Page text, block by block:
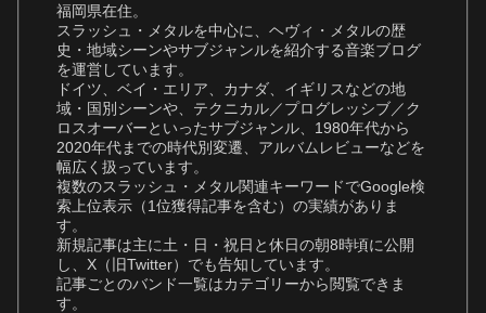
福岡県在住。
スラッシュ・メタルを中心に、ヘヴィ・メタルの歴
史・地域シーンやサブジャンルを紹介する音楽ブログ
を運営しています。
ドイツ、ベイ・エリア、カナダ、イギリスなどの地
域・国別シーンや、テクニカル／プログレッシブ／ク
ロスオーバーといったサブジャンル、1980年代から
2020年代までの時代別変遷、アルバムレビューなどを
幅広く扱っています。
複数のスラッシュ・メタル関連キーワードでGoogle検
索上位表示（1位獲得記事を含む）の実績がありま
す。
新規記事は主に土・日・祝日と休日の朝8時頃に公開
し、X（旧Twitter）でも告知しています。
記事ごとのバンド一覧はカテゴリーから閲覧できま
す。